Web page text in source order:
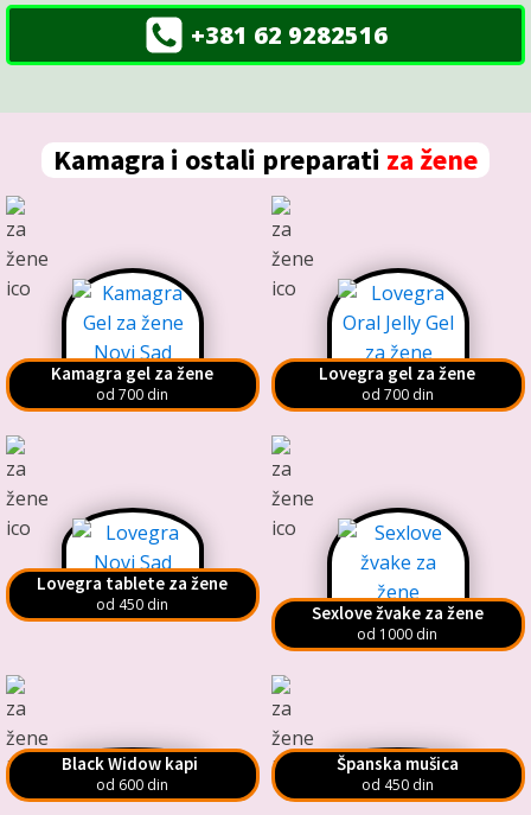
+381 62 9282516
Kamagra i ostali preparati za žene
Kamagra gel za žene
od 700 din
Lovegra gel za žene
od 700 din
Lovegra tablete za žene
od 450 din Sexlove žvake za žene
od 1000 din
Black Widow kapi
od 600 din
Španska mušica
od 450 din